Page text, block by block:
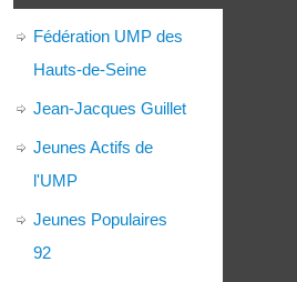
Fédération UMP des
Hauts-de-Seine
Jean-Jacques Guillet
Jeunes Actifs de
l'UMP
Jeunes Populaires
92